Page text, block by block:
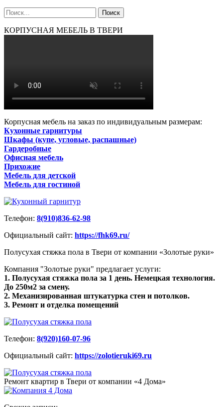
КОРПУСНАЯ МЕБЕЛЬ В ТВЕРИ
Корпусная мебель на заказ по индивидуальным размерам:
Кухонные гарнитуры
Шкафы (купе, угловые, распашные)
Гардеробные
Офисная мебель
Прихожие
Мебель для детской
Мебель для гостиной
Телефон: 8(910)836-62-98
Официальный сайт: https://fhk69.ru/
Полусухая стяжка пола в Твери от компании «Золотые руки»
Компания "Золотые руки" предлагает услуги:
1. Полусухая стяжка пола за 1 день. Немецкая технология.
До 250м2 за смену.
2. Механизированная штукатурка стен и потолков.
3. Ремонт и отделка помещений
Телефон: 8(920)160-07-96
Официальный сайт: https://zolotieruki69.ru
Ремонт квартир в Твери от компании «4 Дома»